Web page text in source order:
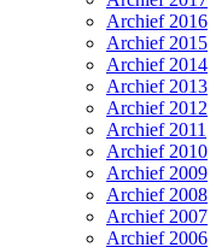
Archief 2016
Archief 2015
Archief 2014
Archief 2013
Archief 2012
Archief 2011
Archief 2010
Archief 2009
Archief 2008
Archief 2007
Archief 2006